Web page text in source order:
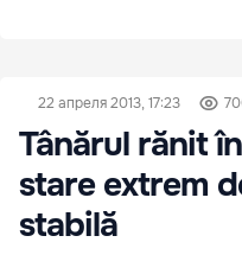
22 апреля 2013, 17:23
Tânărul rănit
stare extrem
stabilă